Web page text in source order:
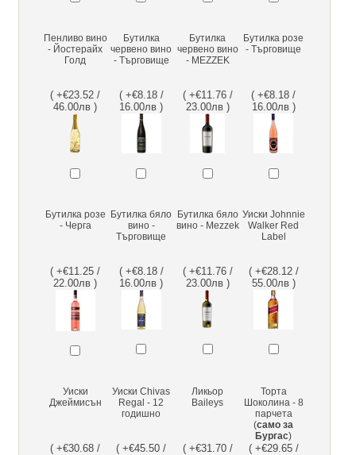
Пенливо вино
- Йостерайх
Голд
( +€23.52 /
46.00лв )
Бутилка
червено вино
- Търговище
( +€8.18 /
16.00лв )
Бутилка
червено вино
- MEZZEK
( +€11.76 /
23.00лв )
Бутилка розе
- Търговище
( +€8.18 /
16.00лв )
Бутилка розе
- Черга
( +€11.25 /
22.00лв )
Бутилка бяло
вино -
Търговище
( +€8.18 /
16.00лв )
Бутилка бяло
вино - Mezzek
( +€11.76 /
23.00лв )
Уиски Johnnie
Walker Red
Label
( +€28.12 /
55.00лв )
Уиски
Джеймисън
( +€30.68 /
Уиски Chivas
Regal - 12
годишно
( +€45.50 /
Ликьор
Baileys
( +€31.70 /
Торта
Шоколина - 8
парчета
(само за
Бургас)
( +€29.65 /